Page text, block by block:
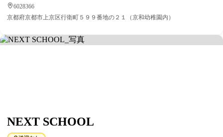
6028366
京都府京都市上京区行衛町５９９番地の２１（京和幼稚園内）
NEXT SCHOOL